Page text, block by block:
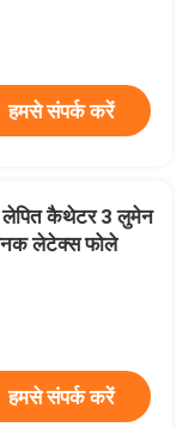
हमसे संपर्क करें
लेपित कैथेटर 3 लुमेन
लेटेक्स फोले
हमसे संपर्क करें